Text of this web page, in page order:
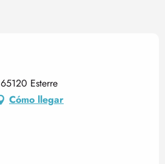
65120 Esterre
Cómo llegar